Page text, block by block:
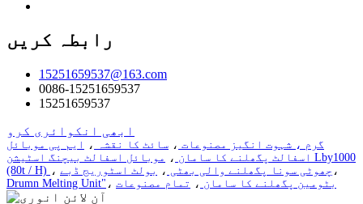
رابطہ کریں
15251659537@163.com
0086-15251659537
15251659537
ابھی انکوائری کرو
گرم ، شہوت انگیز مصنوعات ، سائٹ کا نقشہ ،
ایم پی موبائل
اسفالٹ پگھلنے کا سامان ، موبائل اسفالٹ بیچنگ اسٹیشن Lby1000
(80t / H) ، چھوٹی سونا پگھلنے والی بھٹی ، بولٹ اسٹوریج ڈبے
،
Drumn Melting Unit" ، بٹومین پگھلنے کا سامان ، تمام مصنوعات